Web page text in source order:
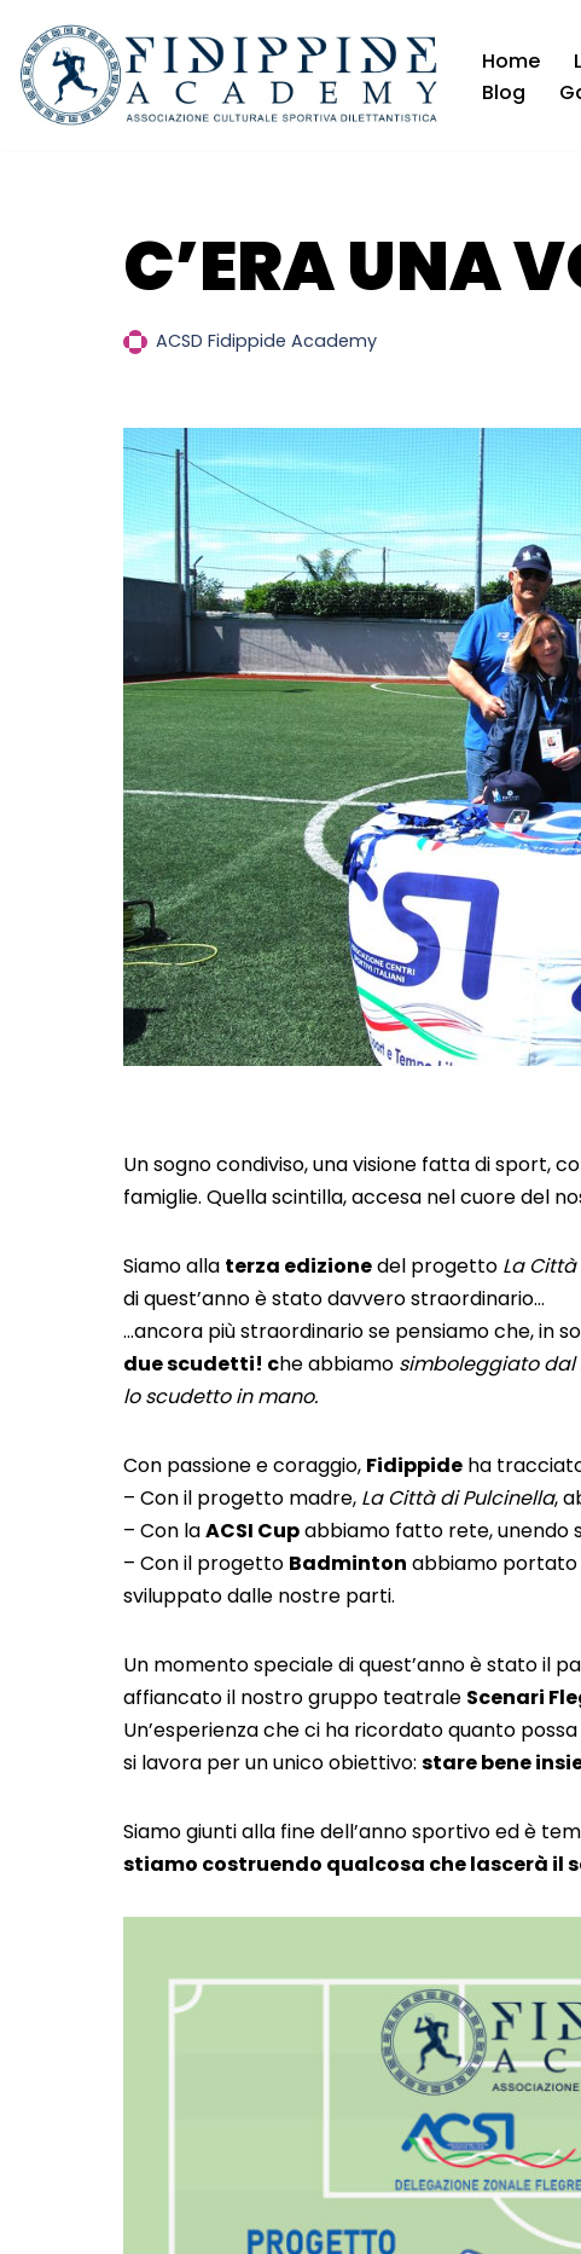
Vai
al
contenuto
Home
Blog
C’ERA UNA
ACSD Fidippide Academy
Un sogno condiviso, una visione fatta di sport,
famiglie. Quella scintilla, accesa nel cuore del
Siamo alla terza edizionedel progetto La
di quest’anno è stato davvero straordinario…
…ancora più straordinario se pensiamo che, in
due scudetti! che abbiamo simboleggiato dal
lo scudetto in mano.
Con passione e coraggio, Fidippide ha
– Con il progetto madre, La Città di Pulcinella,
– Con laACSI Cupabbiamo fatto rete, unendo
– Con il progetto Badminton abbiamo portato
sviluppato dalle nostre parti.
Un momento speciale di quest’anno è stato il
affiancato il nostro gruppo teatrale Scenari
Un’esperienza che ci ha ricordato quanto
si lavora per un unico obiettivo: stare bene
Siamo giunti alla fine dell’anno sportivo ed è
stiamo costruendo qualcosa che lascerà il